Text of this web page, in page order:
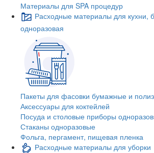
Материалы для SPA процедур
Расходные материалы для кухни,
одноразовая
Пакеты для фасовки бумажные и
Аксессуары для коктейлей
Посуда и столовые приборы
Стаканы одноразовые
Фольга, пергамент, пищевая пленка
Расходные материалы для уборки